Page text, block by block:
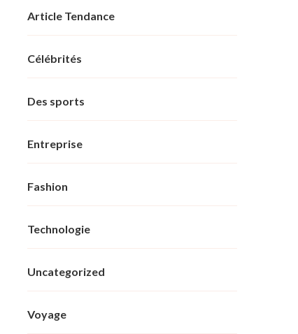
Article Tendance
Célébrités
Des sports
Entreprise
Fashion
Technologie
Uncategorized
Voyage